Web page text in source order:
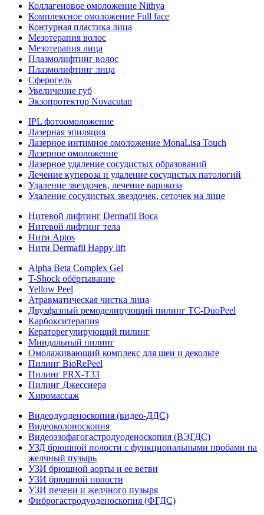
Коллагеновое омоложение Nithya
Комплексное омоложение Full face
Контурная пластика лица
Мезотерапия волос
Мезотерапия лица
Плазмолифтинг волос
Плазмолифтинг лица
Сферогель
Увеличение губ
Экзопротектор Novacutan
IPL фотоомоложение
Лазерная эпиляция
Лазерное интимное омоложение MonaLisa Touch
Лазерное омоложение
Лазерное удаление сосудистых образований
Лечение купероза и удаление сосудистых патологий
Удаление звездочек, лечение варикоза
Удаление сосудистых звездочек, сеточек на лице
Нитевой лифтинг Dermafil Boca
Нитевой лифтинг тела
Нити Aptos
Нити Dermafil Happy lift
Alpha Beta Complex Gel
T-Shock обёртывание
Yellow Peel
Атравматическая чистка лица
Двухфазный ремоделирующий пилинг TC-DuoPeel
Карбокситерапия
Кераторегулирующий пилинг
Миндальный пилинг
Омолаживающий комплекс для шеи и декольте
Пилинг BioRePeel
Пилинг PRX-T33
Пилинг Джесснера
Хиромассаж
Видеодуоденоскопия (видео-ДДС)
Видеоколоноскопия
Видеоэзофагогастродуоденоскопия (ВЭГДС)
УЗД брюшной полости с функциональными пробами на
желчный пузырь
УЗИ брюшной аорты и ее ветви
УЗИ брюшной полости
УЗИ печени и желчного пузыря
Фиброгастродуоденоскопия (ФГДС)